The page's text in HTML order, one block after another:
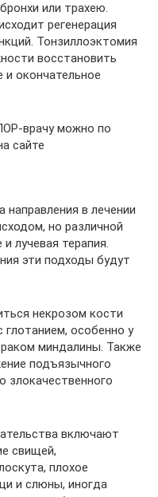
или трахею.
регенерация
Тонзиллоэктомия
восстановить
окончательное
врачу можно по
сайте
в лечении
но различной
и лучевая терапия.
эти подходы будут
некрозом кости
глотанием, особенно у
миндалины. Также
подъязычного
злокачественного
включают
свищей,
плохое
и слюны, иногда